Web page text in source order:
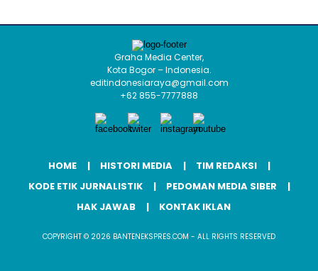
Graha Media Center,
Kota Bogor – Indonesia.
editindonesiaraya@gmail.com
+62 855-7777888
HOME HISTORI MEDIA
TIM REDAKSI
KODE ETIK JURNALISTIK
PEDOMAN MEDIA SIBER
HAK JAWAB
KONTAK IKLAN
COPYRIGHT © 2026 BANTENEKSPRES.COM - ALL RIGHTS RESERVED